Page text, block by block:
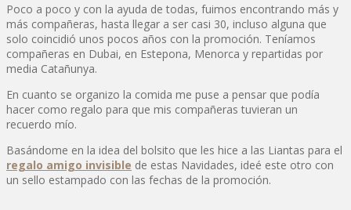
Poco a poco y con la ayuda de todas, fuimos encontrando más y
más compañeras, hasta llegar a ser casi 30, incluso alguna que
solo coincidió unos pocos años con la promoción. Teníamos
compañeras en Dubai, en Estepona, Menorca y repartidas por
media Catañunya.
En cuanto se organizo la comida me puse a pensar que podía
hacer como regalo para que mis compañeras tuvieran un
recuerdo mío.
Basándome en la idea del bolsito que les hice a las Liantas para el
regalo amigo invisible de estas Navidades, ideé este otro con
un sello estampado con las fechas de la promoción.